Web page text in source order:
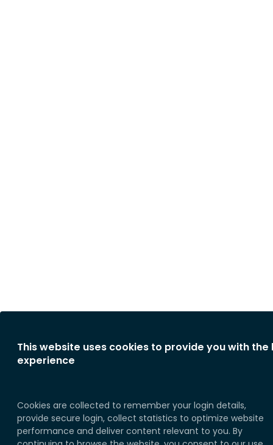
This website uses cookies to provide you with the
experience
Cookies are collected to remember your login details,
provide secure login, collect statistics to optimize website
performance and deliver content relevant to you. By